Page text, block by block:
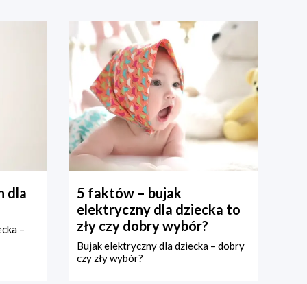
dla
–
5 faktów – bujak
elektryczny dla dziecka to
zły czy dobry wybór?
Bujak elektryczny dla dziecka – dobry
czy zły wybór?